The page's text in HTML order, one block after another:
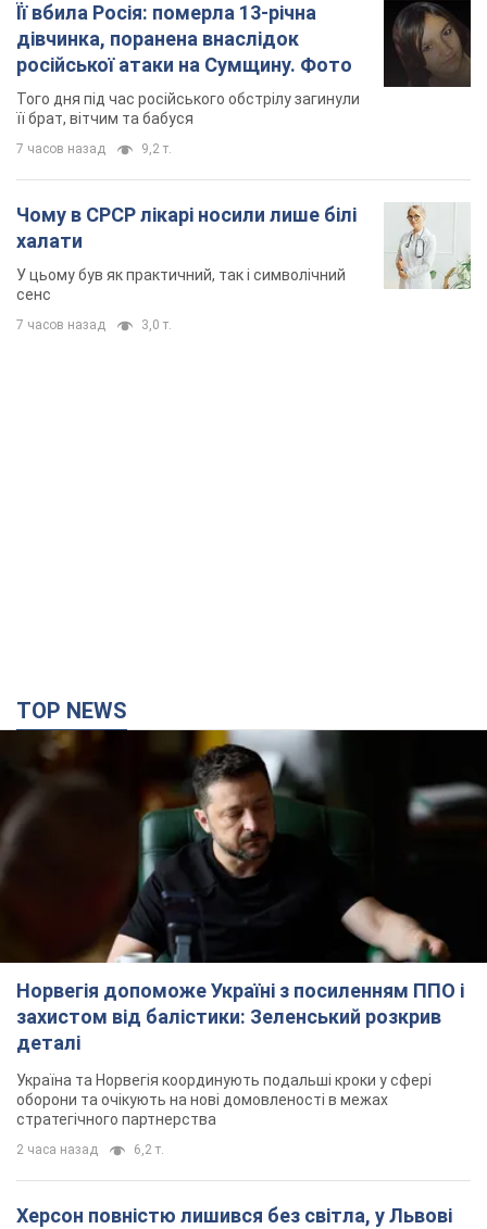
Її вбила Росія: померла 13-річна
дівчинка, поранена внаслідок
російської атаки на Сумщину. Фото
Того дня під час російського обстрілу загинули
її брат, вітчим та бабуся
7 часов назад 9,2 т.
Чому в СРСР лікарі носили лише білі
халати
У цьому був як практичний, так і символічний
сенс
7 часов назад 3,0 т.
TOP NEWS
Норвегія допоможе Україні з посиленням ППО і
захистом від балістики: Зеленський розкрив
деталі
Україна та Норвегія координують подальші кроки у сфері
оборони та очікують на нові домовленості в межах
стратегічного партнерства
2 часа назад 6,2 т.
Херсон повністю лишився без світла, у Львові